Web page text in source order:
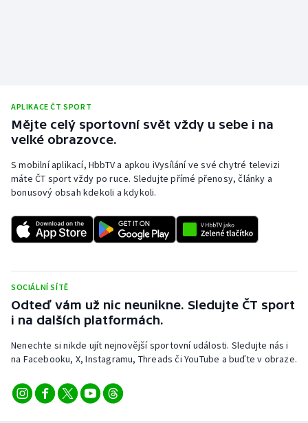
APLIKACE ČT SPORT
Mějte celý sportovní svět vždy u sebe i na
velké obrazovce.
S mobilní aplikací, HbbTV a apkou iVysílání ve své chytré televizi
máte ČT sport vždy po ruce. Sledujte přímé přenosy, články a
bonusový obsah kdekoli a kdykoli.
SOCIÁLNÍ SÍTĚ
Odteď vám už nic neunikne. Sledujte ČT sport
i na dalších platformách.
Nenechte si nikde ujít nejnovější sportovní události. Sledujte nás i
na Facebooku, X, Instagramu, Threads či YouTube a buďte v obraze.